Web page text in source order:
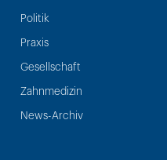
Politik
Praxis
Gesellschaft
Zahnmedizin
News-Archiv